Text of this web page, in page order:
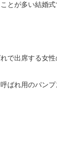
とが多い結婚
で出席する女
ばれ用のパン